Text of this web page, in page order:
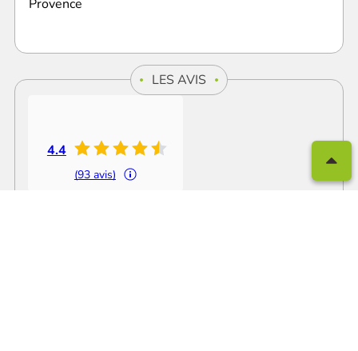
Provence
LES AVIS
4.4
(93 avis)